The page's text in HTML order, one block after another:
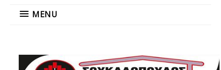
MENU